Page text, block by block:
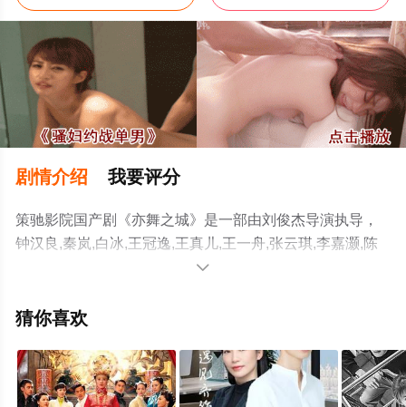
剧情介绍 我要评分
策驰影院国产剧《亦舞之城》是一部由刘俊杰导演执导，
钟汉良,秦岚,白冰,王冠逸,王真儿,王一舟,张云琪,李嘉灏,陈
瑾,张太文等演员精彩演绎的大陆电视剧，手机免费观看高
息可移步至豆瓣电视剧、电视猫或剧情网等平台了解。

猜你喜欢